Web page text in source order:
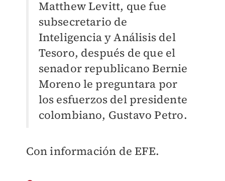
Matthew Levitt, que fue
subsecretario de
Inteligencia y Análisis del
Tesoro, después de que el
senador republicano Bernie
Moreno le preguntara por
los esfuerzos del presidente
colombiano, Gustavo Petro.
Con información de EFE.